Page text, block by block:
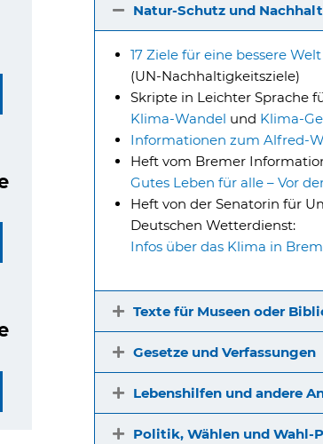
Natur-Schutz und
17 Ziele für eine bessere
(UN-Nachhaltigkeitsziele)
Skripte in Leichter Sprache
Klima-Wandel und Klima-
Informationen zum Alfred-
Heft vom Bremer
Gutes Leben für alle – Vor
Heft von der Senatorin für
Deutschen Wetterdienst:
Infos über das Klima in
Texte für Museen oder
Gesetze und Verfassungen
Lebenshilfen und andere
Politik, Wählen und Wahl-